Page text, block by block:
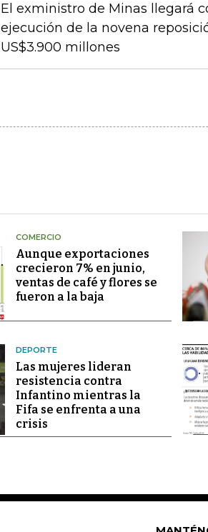
El exministro de Minas llegará
ejecución de la novena
US$3.900 millones
COMERCIO
Aunque exportaciones
crecieron 7% en junio,
ventas de café y flores se
fueron a la baja
DEPORTE
Las mujeres lideran
resistencia contra
Infantino mientras la
Fifa se enfrenta a una
crisis